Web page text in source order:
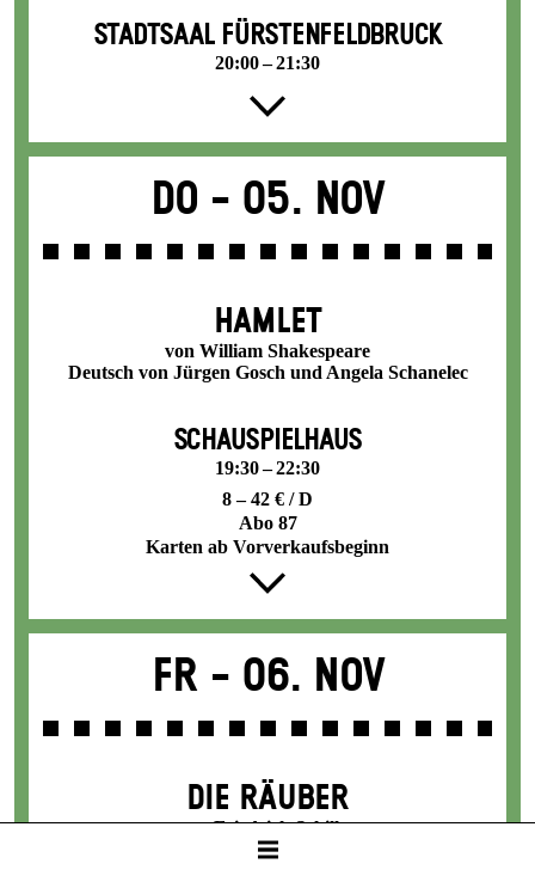
STADTSAAL FÜRSTENFELDBRUCK
20:00 – 21:30
Do - 05. Nov
HAMLET
von William Shakespeare
Deutsch von Jürgen Gosch und Angela Schanelec
SCHAUSPIELHAUS
19:30 – 22:30
8 – 42 € / D
Abo 87
Karten ab Vorverkaufsbeginn
Fr - 06. Nov
DIE RÄUBER
von Friedrich Schiller
Mit Texten von Thomas Melle